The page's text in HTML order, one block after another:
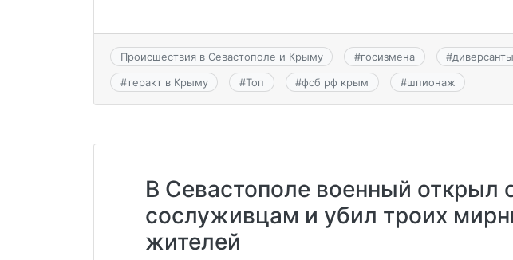
Происшествия в Севастополе и Крыму #госизмена #диверсанты
#теракт в Крыму #Топ #фсб рф крым #шпионаж
В Севастополе военный открыл
сослуживцам и убил троих
жителей